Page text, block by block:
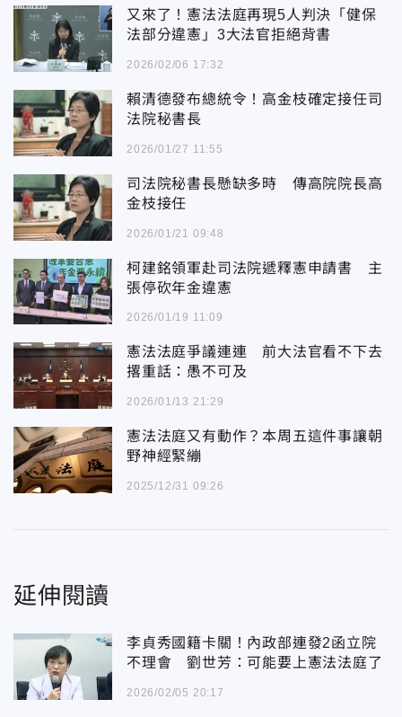
又來了！憲法法庭再現5人判決「健保
法部分違憲」3大法官拒絕背書
2026/02/06 17:32
賴清德發布總統令！高金枝確定接任司
法院秘書長
2026/01/27 11:55
司法院秘書長懸缺多時 傳高院院長高
金枝接任
2026/01/21 09:48
柯建銘領軍赴司法院遞釋憲申請書 主
張停砍年金違憲
2026/01/19 11:09
憲法法庭爭議連連 前大法官看不下去
撂重話：愚不可及
2026/01/13 21:29
憲法法庭又有動作？本周五這件事讓朝
野神經緊繃
2025/12/31 09:26
延伸閱讀
李貞秀國籍卡關！內政部連發2函立院
不理會 劉世芳：可能要上憲法法庭了
2026/02/05 20:17